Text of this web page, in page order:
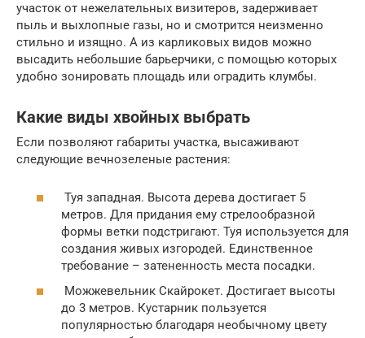
участок от нежелательных визитеров, задерживает
пыль и выхлопные газы, но и смотрится неизменно
стильно и изящно. А из карликовых видов можно
высадить небольшие барьерчики, с помощью которых
удобно зонировать площадь или оградить клумбы.
Какие виды хвойных выбрать
Если позволяют габариты участка, высаживают
следующие вечнозеленые растения:
Туя западная. Высота дерева достигает 5
метров. Для придания ему стрелообразной
формы ветки подстригают. Туя используется для
создания живых изгородей. Единственное
требование – затененность места посадки.
Можжевельник Скайрокет. Достигает высоты
до 3 метров. Кустарник пользуется
популярностью благодаря необычному цвету